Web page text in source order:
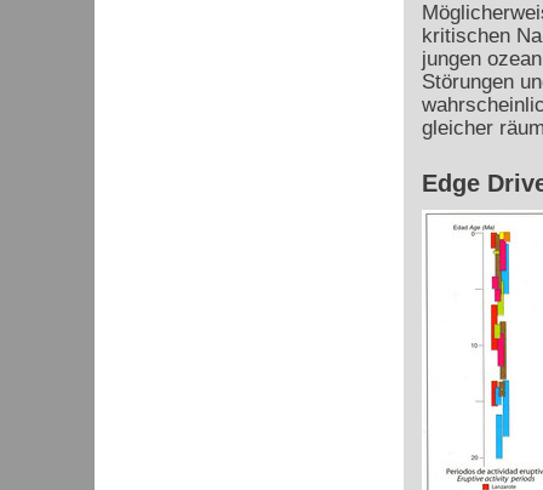
kritischen
jungen
Störungen
gleicher
Edge